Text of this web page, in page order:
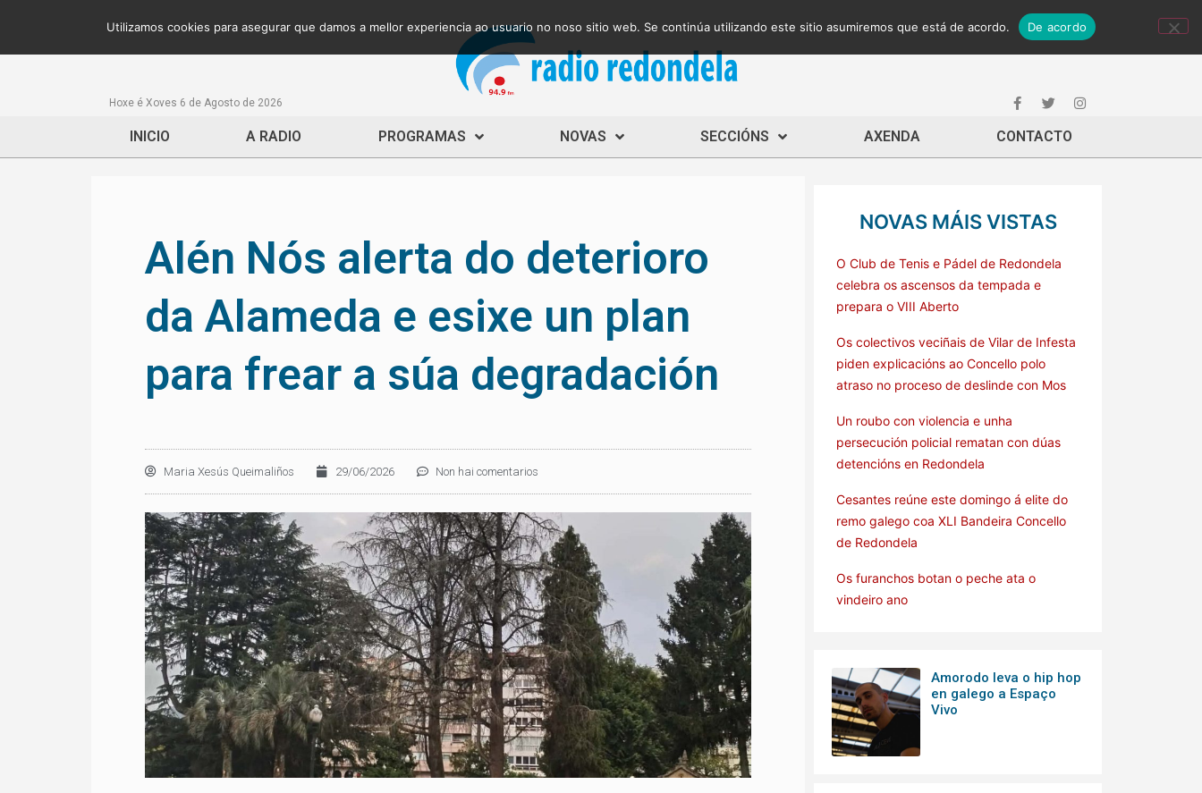
Hoxe é Xoves 6 de Agosto de 2026
INICIO A RADIO PROGRAMAS NOVAS SECCIÓNS AXENDA CONTACTO
Alén Nós alerta do deterioro
da Alameda e esixe un plan
para frear a súa degradación
Maria Xesús Queimaliños 29/06/2026 Non hai comentarios
NOVAS MÁIS VISTAS
O Club de Tenis e Pádel de Redondela
celebra os ascensos da tempada e
prepara o VIII Aberto
Os colectivos veciñais de Vilar de Infesta
piden explicacións ao Concello polo
atraso no proceso de deslinde con Mos
Un roubo con violencia e unha
persecución policial rematan con dúas
detencións en Redondela
Cesantes reúne este domingo á elite do
remo galego coa XLI Bandeira Concello
de Redondela
Os furanchos botan o peche ata o
vindeiro ano
Amorodo leva o hip hop
en galego a Espaço
Vivo
Utilizamos cookies para asegurar que damos a mellor experiencia ao usuario no noso sitio web. Se continúa utilizando este sitio asumiremos que está de acordo. De acordo